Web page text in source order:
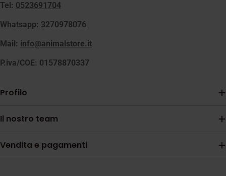
Tel: 0523691704
Whatsapp: 3270978076
Mail: info@animalstore.it
P.iva/COE: 01578870337
Profilo
Il nostro team
Vendita e pagamenti